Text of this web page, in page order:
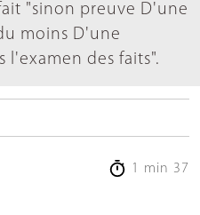
"sinon preuve D'une
moins D'une
l'examen des faits".
1 min 37